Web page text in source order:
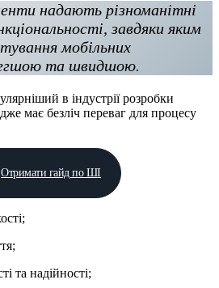
надають різноманітні
завдяки яким
мобільних
та швидшою.
в індустрії розробки
має безліч переваг для процесу
Отримати гайд по ШІ
та надійності;